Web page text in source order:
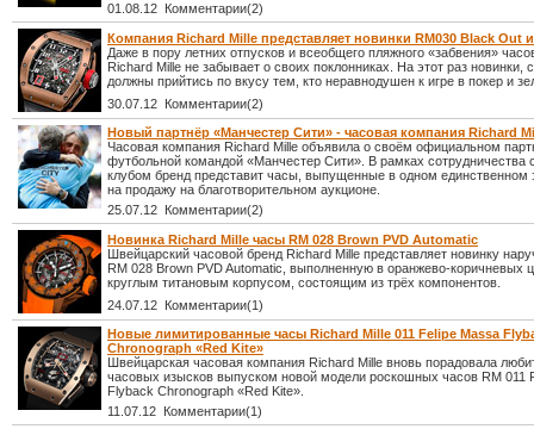
01.08.12 Комментарии(2)
Компания Richard Mille представляет новинки RM030 Black Out
Даже в пору летних отпусков и всеобщего пляжного «забвения»
Richard Mille не забывает о своих поклонниках. На этот раз новинки,
должны прийтись по вкусу тем, кто неравнодушен к игре в покер и
30.07.12 Комментарии(2)
Новый партнёр «Манчестер Сити» - часовая компания Richard
Часовая компания Richard Mille объявила о своём официальном
футбольной командой «Манчестер Сити». В рамках
клубом бренд представит часы, выпущенные в одном единственном
на продажу на благотворительном аукционе.
25.07.12 Комментарии(2)
Новинка Richard Mille часы RM 028 Brown PVD Automatic
Швейцарский часовой бренд Richard Mille представляет новинку
RM 028 Brown PVD Automatic, выполненную в оранжево-коричневых
круглым титановым корпусом, состоящим из трёх компонентов.
24.07.12 Комментарии(1)
Новые лимитированные часы Richard Mille 011 Felipe Massa
Chronograph «Red Kite»
Швейцарская часовая компания Richard Mille вновь порадовала
часовых изысков выпуском новой модели роскошных часов RM 011
Flyback Chronograph «Red Kite».
11.07.12 Комментарии(1)